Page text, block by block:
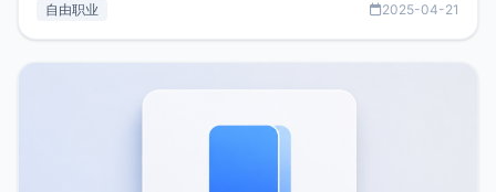
了我的首个产品ImgURL的真实数据和产品现状。自我介绍大
自由职业 2025-04-21